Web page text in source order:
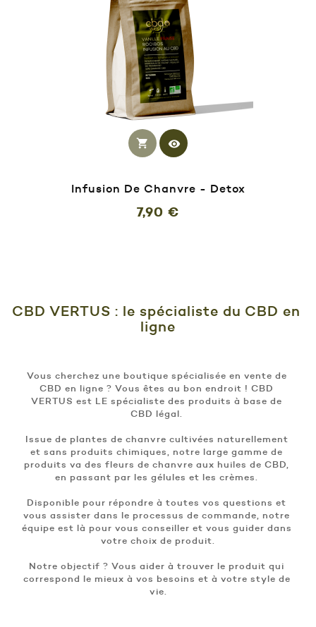
shopping_cart visibility
Infusion De Chanvre - Detox
7,90 €
CBD VERTUS : le spécialiste du CBD en
ligne
Vous cherchez une boutique spécialisée en vente de
CBD en ligne ? Vous êtes au bon endroit ! CBD
VERTUS est LE spécialiste des produits à base de
CBD légal.
Issue de plantes de chanvre cultivées naturellement
et sans produits chimiques, notre large gamme de
produits va des fleurs de chanvre aux huiles de CBD,
en passant par les gélules et les crèmes.
Disponible pour répondre à toutes vos questions et
vous assister dans le processus de commande, notre
équipe est là pour vous conseiller et vous guider dans
votre choix de produit.
Notre objectif ? Vous aider à trouver le produit qui
correspond le mieux à vos besoins et à votre style de
vie.